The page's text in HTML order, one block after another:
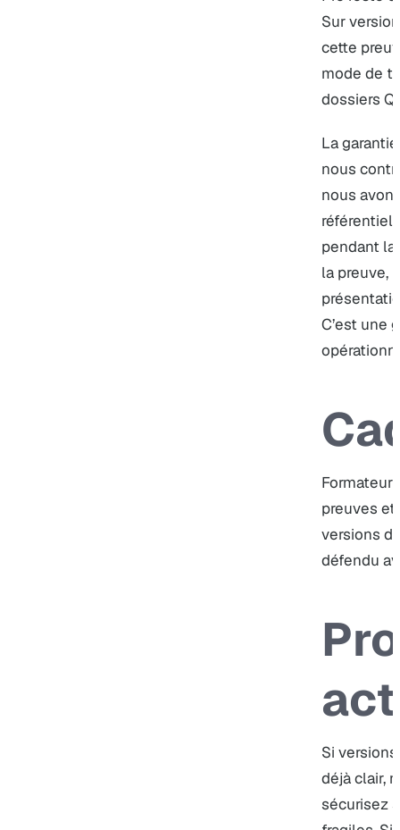
Sur
cette
mode de
dossiers
La
nous
nous
référentiel
pendant la
la preuve,
C’est une
Formateur
preuves
versions
défendu
Si
déjà clair,
sécurisez